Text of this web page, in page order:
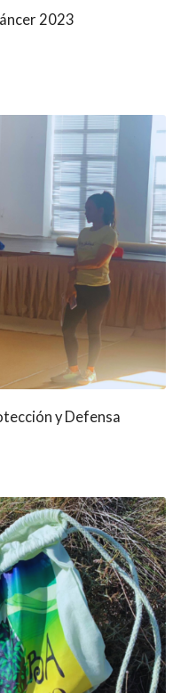
2023
y Defensa